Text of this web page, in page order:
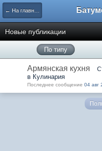
← На главную
Новые публикации
По типу
Армянская кухня
в Кулинария
Последнее сообщение 04 авг